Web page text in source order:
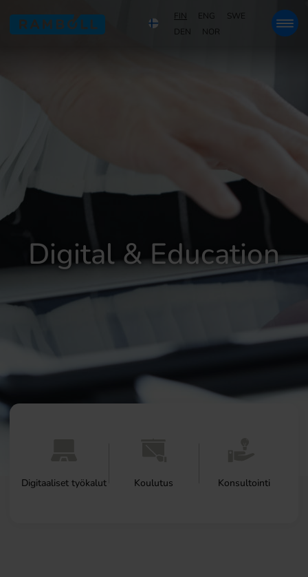
FIN ENG
SWE
DEN
NOR
Digital & Education
Digitaaliset työkalut Koulutus Konsultointi